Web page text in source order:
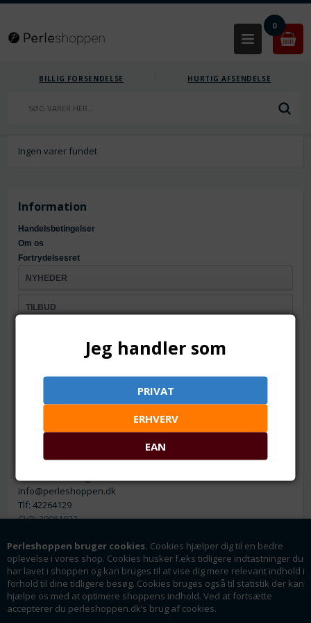
Perleshoppen bruger cookies. Cookies hjælper dig til en bedre
oplevelse i vores shop. Cookies husker f.eks tidligere indtastninger du
har lavet i shoppen og kan bruges til at vise dig mere relevant indhold i
forhold til dine tidligere besøg. Cookies bruges også til statistik der kan
hjælpe os med at optimere shoppens indhold. Ved at fortsætte
accepterer du perleshoppen.dk’s brug af cookies.
0
BILLIG FORSENDELSE HURTIG AFSENDELSE
Ingen varer fundet
Information
Handelsbetingelser
Om os
Fortrydelsesret
NYHEDER
TILBUD
Firmaoplysninger
Linde Allé 8
info@perleshoppen.dk
Tlf: 42264129
CVR: 39061023
Nyhedsmail
Jeg handler som
PRIVAT
ERHVERV
EAN